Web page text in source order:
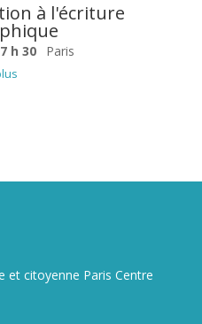
à l'écriture
h 30 Paris
et citoyenne Paris Centre